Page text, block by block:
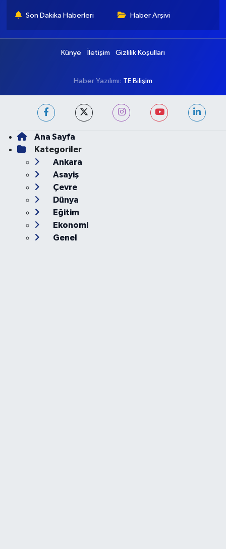
Son Dakika Haberleri Haber Arşivi
Künye İletişim Gizlilik Koşulları
Haber Yazılımı: TE Bilişim
Ana Sayfa
Kategoriler
Ankara
Asayiş
Çevre
Dünya
Eğitim
Ekonomi
Genel